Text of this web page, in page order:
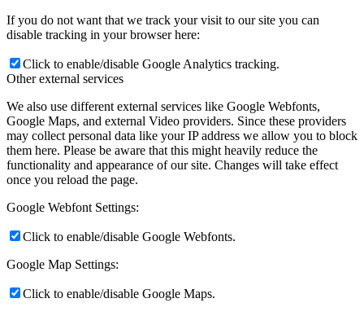
If you do not want that we track your visit to our site you can
disable tracking in your browser here:
Click to enable/disable Google Analytics tracking.
Other external services
We also use different external services like Google Webfonts,
Google Maps, and external Video providers. Since these providers
may collect personal data like your IP address we allow you to block
them here. Please be aware that this might heavily reduce the
functionality and appearance of our site. Changes will take effect
once you reload the page.
Google Webfont Settings:
Click to enable/disable Google Webfonts.
Google Map Settings:
Click to enable/disable Google Maps.